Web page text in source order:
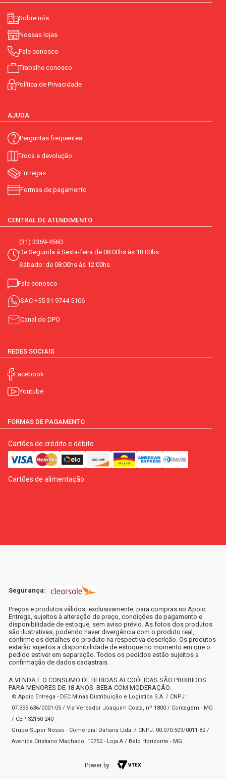
Sobre nós
Nossas lojas
Fale conosco
Trabalhe conosco
Política de Privacidade
AJUDA
Perguntas frequentes
Troca e devolução
Entregas
Formas de pagamento
CENTRAL DE ATENDIMENTO
(31) 3369-4560
De Segunda á Sexta-feira de 08:00hs às 18:00hs
Sábado: de 08:00hs às 12:00hs
Fale conosco
SAC +55 31 9744 5106
Canal do DPO
REDES SOCIAIS
Facebook
Youtube
FORMAS DE PAGAMENTO
Cartões de crédito e débito
Cartões de alimentação
Segurança:
Preços e produtos válidos, exclusivamente, para compras no Apoio
Entrega, sujeitos à alteração de preço, condições de pagamento e
disponibilidade de estoque, sem aviso prévio. As fotos dos produtos
são ilustrativas, podendo haver divergência com o produto real,
confirme os detalhes do produto na respectiva descrição. Os produtos
estarão sujeitos a disponibilidade de estoque no momento em que o
pedido estiver em separação. Todos os pedidos estão sujeitos a
confirmação de dados cadastrais.
A VENDA E O CONSUMO DE BEBIDAS ALCOÓLICAS SÃO PROIBIDOS
PARA MENORES DE 18 ANOS. BEBA COM MODERAÇÃO.
© Apoio Entrega - DEC Minas Distribuição e Logística S.A. / CNPJ:
07.399.636/0001-05 / Via Vereador Joaquim Costa, nº 1800 / Contagem - MG
/ CEP 32150-240
Grupo Super Nosso - Comercial Dahana Ltda. / CNPJ: 00.070.509/0011-82 /
Avenida Cristiano Machado, 10752 - Loja A / Belo Horizonte - MG
Power by: